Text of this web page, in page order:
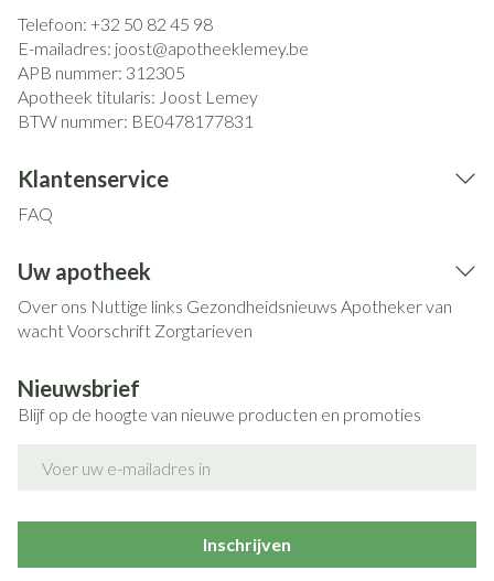
Telefoon: +32 50 82 45 98
E-mailadres: joost@apotheeklemey.be
APB nummer: 312305
Apotheek titularis: Joost Lemey
BTW nummer: BE0478177831
Klantenservice
FAQ
Uw apotheek
Over ons Nuttige links Gezondheidsnieuws Apotheker van
wachtVoorschrift Zorgtarieven
Nieuwsbrief
Blijf op de hoogte van nieuwe producten en promoties
Inschrijven